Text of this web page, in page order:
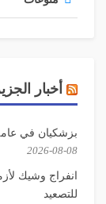
أخبار
بزشكيان في
2026-08-08
انفراج وشيك
للتصعيد